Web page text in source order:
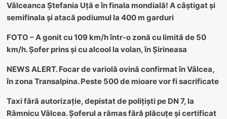
Vâlceanca Ștefania Uță e în finala mondială! A câștigat și
semifinala și atacă podiumul la 400 m garduri
FOTO – A gonit cu 109 km/h într-o zonă cu limită de 50
km/h. Șofer prins și cu alcool la volan, în Șirineasa
NEWS ALERT. Focar de variolă ovină confirmat în Vâlcea,
în zona Transalpina. Peste 500 de mioare vor fi sacrificate
Taxi fără autorizație, depistat de polițiști pe DN 7, la
Râmnicu Vâlcea. Șoferul a rămas fără plăcuțe și certificat